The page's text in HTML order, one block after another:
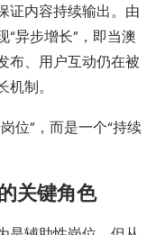
证内容持续输出。由
异步增长”，即当澳
布、用户互动仍在被
制。
位”，而是一个“持续
关键角色